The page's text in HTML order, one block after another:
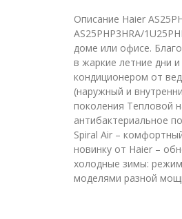
Описание Haier
AS25PHP3HRA/
доме или офисе.
в жаркие летние дни
кондиционером от
(наружный и
поколения Тепловой
антибактериальное
Spiral Air –
новинку от Haier –
холодные зимы:
моделями разной